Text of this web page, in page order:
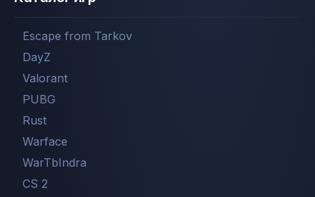
Escape from Tarkov
DayZ
Valorant
PUBG
Rust
Warface
WarTbIndra
CS 2